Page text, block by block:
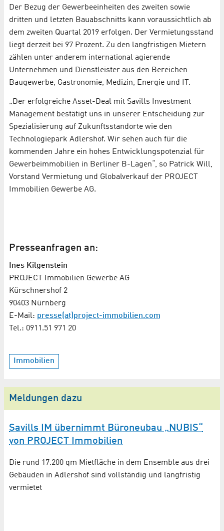
Der Bezug der Gewerbeeinheiten des zweiten sowie
dritten und letzten Bauabschnitts kann voraussichtlich ab
dem zweiten Quartal 2019 erfolgen. Der Vermietungsstand
liegt derzeit bei 97 Prozent. Zu den langfristigen Mietern
zählen unter anderem international agierende
Unternehmen und Dienstleister aus den Bereichen
Baugewerbe, Gastronomie, Medizin, Energie und IT.
„Der erfolgreiche Asset-Deal mit Savills Investment
Management bestätigt uns in unserer Entscheidung zur
Spezialisierung auf Zukunftsstandorte wie den
Technologiepark Adlershof. Wir sehen auch für die
kommenden Jahre ein hohes Entwicklungspotenzial für
Gewerbeimmobilien in Berliner B-Lagen“, so Patrick Will,
Vorstand Vermietung und Globalverkauf der PROJECT
Immobilien Gewerbe AG.
Presseanfragen an:
Ines Kilgenstein
PROJECT Immobilien Gewerbe AG
Kürschnershof 2
90403 Nürnberg
E-Mail: presse(at)project-immobilien.com
Tel.: 0911.51 971 20
Immobilien
Meldungen dazu
Savills IM übernimmt Büroneubau „NUBIS“
von PROJECT Immobilien
Die rund 17.200 qm Mietfläche in dem Ensemble aus drei
Gebäuden in Adlershof sind vollständig und langfristig
vermietet